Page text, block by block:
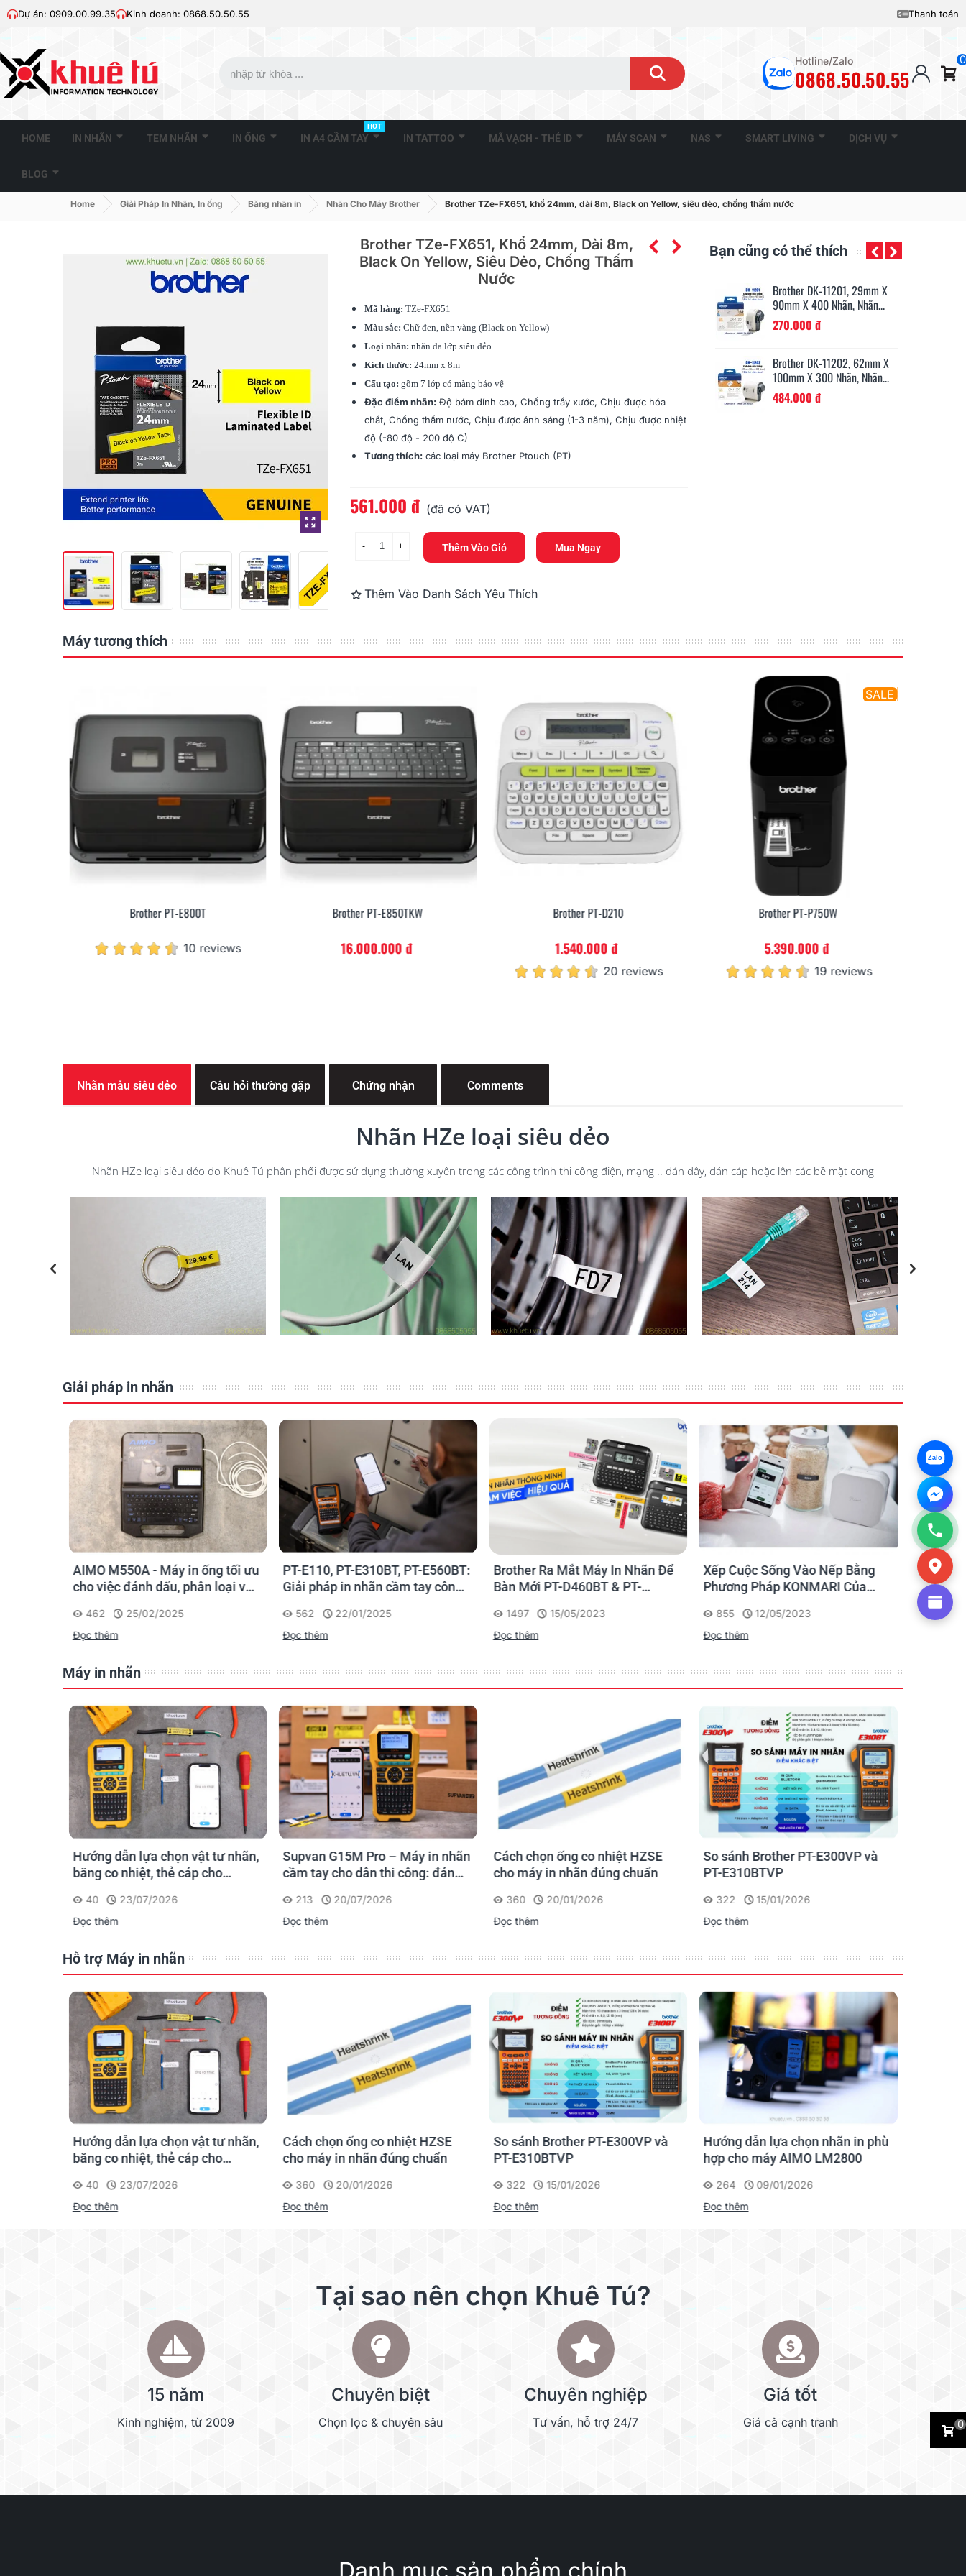
Dự án: 0909.00.99.35 Kinh doanh: 0868.50.50.55 Thanh toán
Hotline/Zalo
0868.50.50.55
0
HOME IN NHÃN TEM NHÃN IN ỐNG IN A4 CẦM TAY
HOT
IN TATTOO MÃ VẠCH - THẺ ID MÁY SCAN NAS SMART LIVING DỊCH VỤ
BLOG
Home Giải Pháp In Nhãn, In ống Băng nhãn in Nhãn Cho Máy Brother Brother TZe-FX651, khổ 24mm, dài 8m, Black on Yellow, siêu dẻo, chống thấm nước
Brother TZe-FX651, Khổ 24mm, Dài 8m,
Black On Yellow, Siêu Dẻo, Chống Thấm
Nước
Mã hàng: TZe-FX651
Màu sắc: Chữ đen, nền vàng (Black on Yellow)
Loại nhãn: nhãn đa lớp siêu dẻo
Kích thước: 24mm x 8m
Cấu tạo: gồm 7 lớp có màng bảo vệ
Đặc điểm nhãn:Độ bám dính cao, Chống trầy xước, Chịu được hóa
chất, Chống thấm nước, Chịu được ánh sáng (1-3 năm), Chịu được nhiệt
độ (-80 độ - 200 độ C)
Tương thích:các loại máy Brother Ptouch (PT)
Đọc thêm
561.000 đ (đã có VAT)
- + Thêm Vào Giỏ Mua Ngay
Thêm Vào Danh Sách Yêu Thích
Bạn cũng có thể thích
Brother TZe-221, Khổ 9mm,
Dài 8m, Black On...
286.000 đ
Brother TZe-121, Khổ 9mm,
Dài 8m, Black On...
330.000 đ
484.000 đ
Brother TZe-421, Khổ 9mm,
Dài 8m, Black On Red,...
330.000 đ
Brother TZe-521, Khổ 9mm,
Dài 8m, Black On...
330.000 đ
Máy tương thích
Brother PT-E800T
10 reviews
Brother PT-E850TKW
16.000.000 đ
Brother PT-D210
1.540.000 đ
20 reviews
SALE
Brother PT-P750W
5.390.000 đ
19 reviews
Nhãn mẫu siêu dẻo Câu hỏi thường gặp Chứng nhận Comments
Nhãn HZe loại siêu dẻo
Nhãn HZe loại siêu dẻo do Khuê Tú phân phối được sử dụng thường xuyên trong các công trình thi công điện, mạng .. dán dây, dán cáp hoặc lên các bề mặt cong
Giải pháp in nhãn
AIMO M550A - Máy in ống tối ưu
cho việc đánh dấu, phân loại và
462
25/02/2025
Đọc thêm
PT-E110, PT-E310BT, PT-E560BT:
Giải pháp in nhãn cầm tay công
562
22/01/2025
Đọc thêm
Brother Ra Mắt Máy In Nhãn Để
Bàn Mới PT-D460BT & PT-
Cho Dân Văn Phòng
1497
15/05/2023
Đọc thêm
Xếp Cuộc Sống Vào Nếp Bằng
Phương Pháp KONMARI Của
855
12/05/2023
Đọc thêm
Ứng
nhãn
1175
Máy in nhãn
Hướng dẫn lựa chọn vật tư nhãn,
băng co nhiệt, thẻ cáp cho
40
23/07/2026
Đọc thêm
Supvan G15M Pro – Máy in nhãn
cầm tay cho dân thi công: đánh
công trình
213
20/07/2026
Đọc thêm
Cách chọn ống co nhiệt HZSE
cho máy in nhãn đúng chuẩn
360
20/01/2026
Đọc thêm
So sánh Brother PT-E300VP và
PT-E310BTVP
322
15/01/2026
Đọc thêm
Hỗ trợ Máy in nhãn
Hướng dẫn lựa chọn vật tư nhãn,
băng co nhiệt, thẻ cáp cho
40
23/07/2026
Đọc thêm
Cách chọn ống co nhiệt HZSE
cho máy in nhãn đúng chuẩn
360
20/01/2026
Đọc thêm
So sánh Brother PT-E300VP và
PT-E310BTVP
322
15/01/2026
Đọc thêm
Hướng dẫn lựa chọn nhãn in phù
hợp cho máy AIMO LM2800
264
09/01/2026
Đọc thêm
Tại sao nên chọn Khuê Tú?
15 năm
Kinh nghiệm, từ 2009
Chuyên biệt
Chọn lọc & chuyên sâu
Chuyên nghiệp
Tư vấn, hỗ trợ 24/7
Giá tốt
Giá cả cạnh tranh 0
Zalo